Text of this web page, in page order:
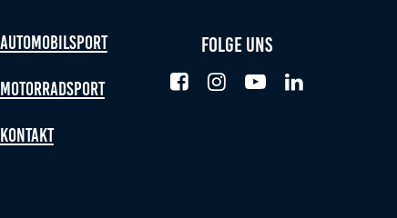
Automobilsport
Motorradsport
Kontakt
Folge uns